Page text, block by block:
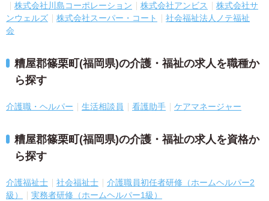
株式会社川島コーポレーション
株式会社アンビス
株式会社サ
ンウェルズ
株式会社スーパー・コート
社会福祉法人ノテ福祉
会
糟屋郡篠栗町(福岡県)の介護・福祉の求人を職種か
ら探す
介護職・ヘルパー 生活相談員 看護助手 ケアマネージャー
糟屋郡篠栗町(福岡県)の介護・福祉の求人を資格か
ら探す
介護福祉士 社会福祉士
介護職員初任者研修（ホームヘルパー2
級）
実務者研修（ホームヘルパー1級）